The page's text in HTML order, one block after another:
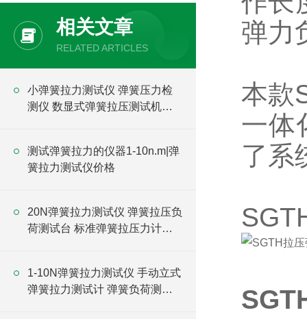
相关文章
RELATED ARTICLES
小弹簧拉力测试仪 弹簧压力检
测仪 数显式弹簧拉压测试机价
测试弹簧拉力的仪器1-10n.m|弹
簧拉力测试仪价格
20N弹簧拉力测试仪 弹簧拉压负
荷测试台 标准弹簧拉压力计厂
1-10N弹簧拉力测试仪 手动立式
弹簧拉力测试计 弹簧负荷测力
弹力
本款
一体
了系